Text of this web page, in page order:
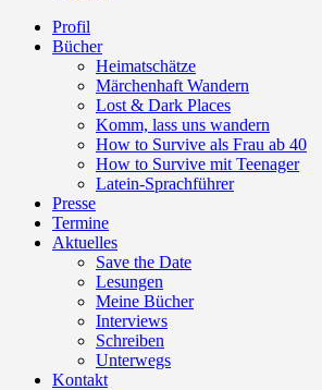
Profil
Bücher
Heimatschätze
Märchenhaft Wandern
Lost & Dark Places
Komm, lass uns wandern
How to Survive als Frau ab 40
How to Survive mit Teenager
Latein-Sprachführer
Presse
Termine
Aktuelles
Save the Date
Lesungen
Meine Bücher
Interviews
Schreiben
Unterwegs
Kontakt